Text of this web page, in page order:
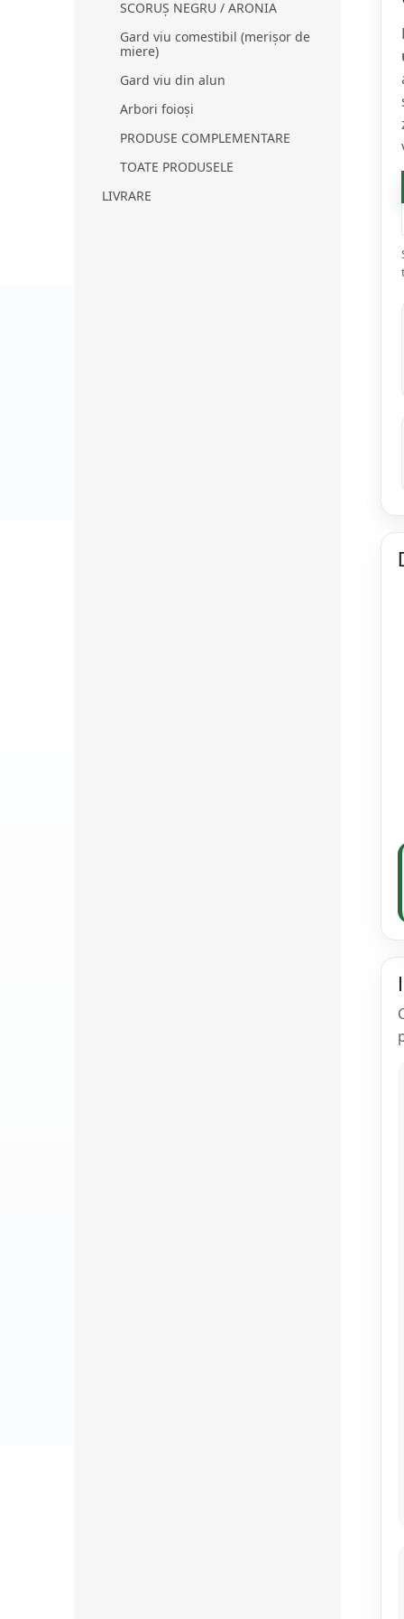
SCORUȘ NEGRU / ARONIA
Gard viu comestibil (merișor de
miere)
Gard viu din alun
Arbori foioși
PRODUSE COMPLEMENTARE
TOATE PRODUSELE
LIVRARE